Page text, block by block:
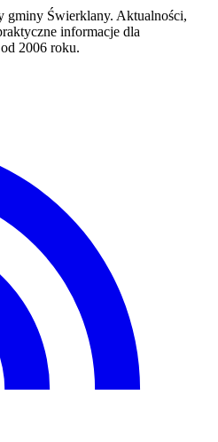
gminy Świerklany. Aktualności,
informacje dla
2006 roku.